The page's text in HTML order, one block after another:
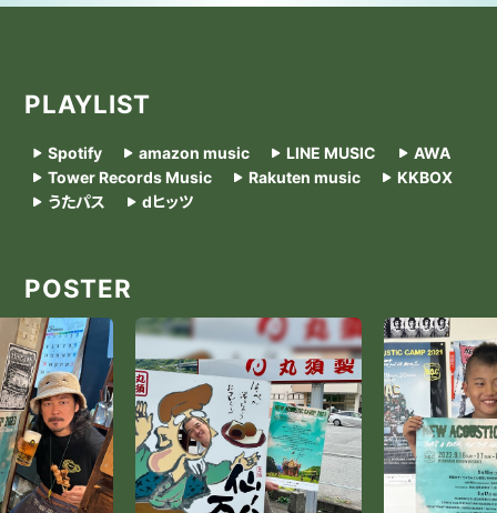
PLAYLIST
Spotify amazon music LINE MUSIC
AWA
Tower Records Music
Rakuten music
KKBOX
うたパス
dヒッツ
POSTER